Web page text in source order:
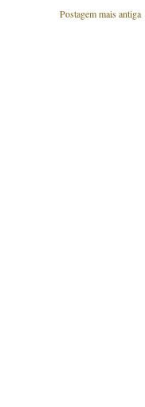
Postagem mais antiga